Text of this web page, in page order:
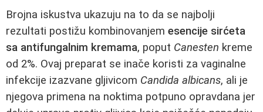
Brojna iskustva ukazuju na to da se najbolji
rezultati postižu kombinovanjem esencije sirćeta
sa antifungalnim kremama, poput Canesten kreme
od 2%. Ovaj preparat se inače koristi za vaginalne
infekcije izazvane gljivicom Candida albicans, ali je
njegova primena na noktima potpuno opravdana jer